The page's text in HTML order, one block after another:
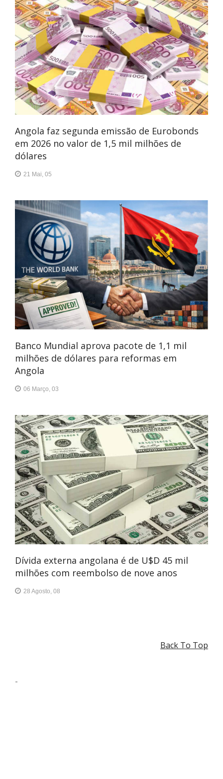
Angola faz segunda emissão de Eurobonds
em 2026 no valor de 1,5 mil milhões de
dólares
21 Mai, 05
Banco Mundial aprova pacote de 1,1 mil
milhões de dólares para reformas em
Angola
06 Março, 03
Dívida externa angolana é de U$D 45 mil
milhões com reembolso de nove anos
28 Agosto, 08
Back To Top
-